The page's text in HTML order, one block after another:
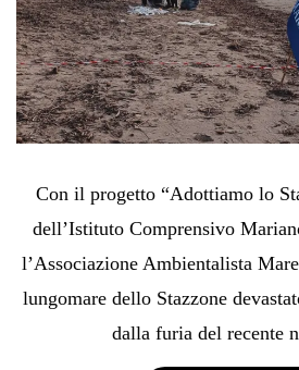
Con il progetto “Adottiamo lo
dell’Istituto Comprensivo
l’Associazione Ambientalista
lungomare dello Stazzone
dalla furia del recente